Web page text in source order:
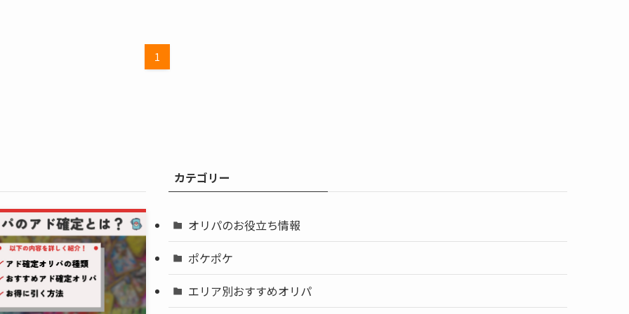
1
カテゴリー
オリパのお役立ち情報
ポケポケ
エリア別おすすめオリパ